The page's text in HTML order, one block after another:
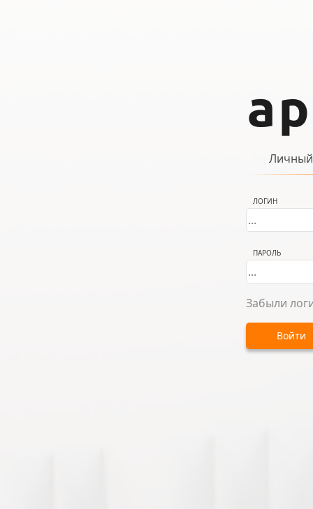
Личный
ЛОГИН
ПАРОЛЬ
Забыли